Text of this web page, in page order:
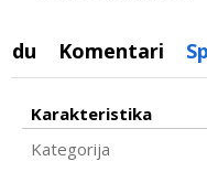
Komentari
Karakteristika
Kategorija